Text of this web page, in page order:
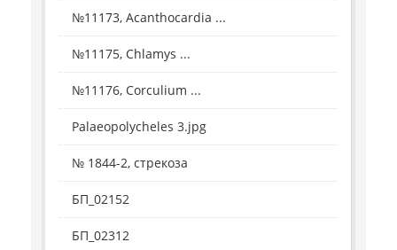
№11173, Acanthocardia ...
№11175, Chlamys ...
№11176, Corculium ...
Palaeopolycheles 3.jpg
№ 1844-2, стрекоза
БП_02152
БП_02312